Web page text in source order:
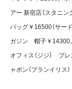
アー 新宿店（スタニン
バッグ￥16500（サー
ガジン 帽子￥14300
オフィス（ジジ） ブ
ャポン（ブランイリス